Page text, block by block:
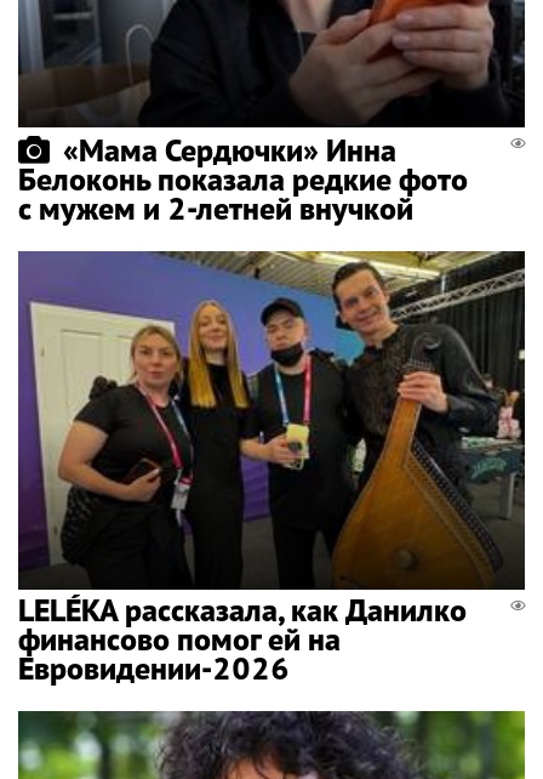
«Мама Сердючки» Инна
Белоконь показала редкие фото
с мужем и 2-летней внучкой
LELÉKA рассказала, как Данилко
финансово помог ей на
Евровидении-2026